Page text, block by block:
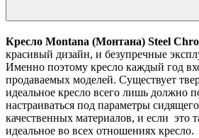
Кресло Montana (Монтана) Steel
красивый дизайн, и безупречные
Именно поэтому кресло каждый год
продаваемых моделей. Существует
идеальное кресло всего лишь должно
настраиваться под параметры
качественных материалов, и если это
идеальное во всех отношениях кресло.